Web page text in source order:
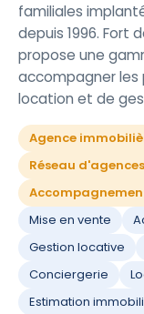
familiales
depuis 1996. Fort
propose une
accompagner
location et de
Agence
Réseau
Mise en vente
Gestion locative
Conciergerie
Estimation